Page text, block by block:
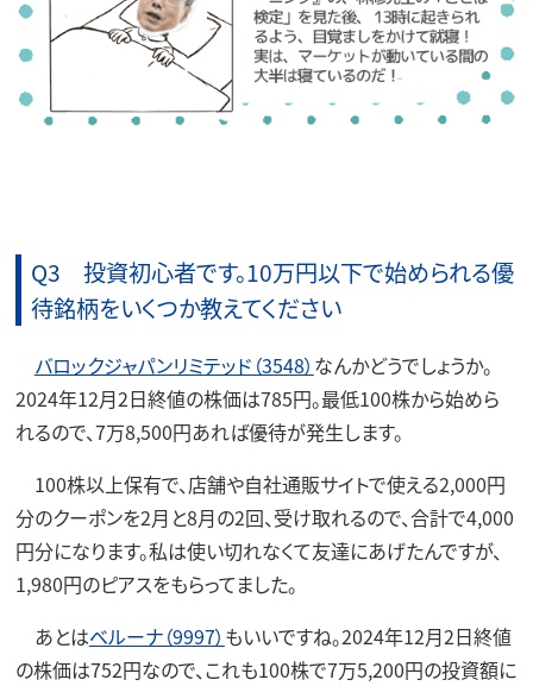
Q3 投資初心者です。10万円以下で始められる優
待銘柄をいくつか教えてください
バロックジャパンリミテッド（3548） なんかどうでしょうか。
2024年12月2日終値の株価は785円。最低100株から始めら
れるので、7万8,500円あれば優待が発生します。
100株以上保有で、店舗や自社通販サイトで使える2,000円
分のクーポンを2月と8月の2回、受け取れるので、合計で4,000
円分になります。私は使い切れなくて友達にあげたんですが、
1,980円のピアスをもらってました。
あとはベルーナ（9997） もいいですね。2024年12月2日終値
の株価は752円なので、これも100株で7万5,200円の投資額に